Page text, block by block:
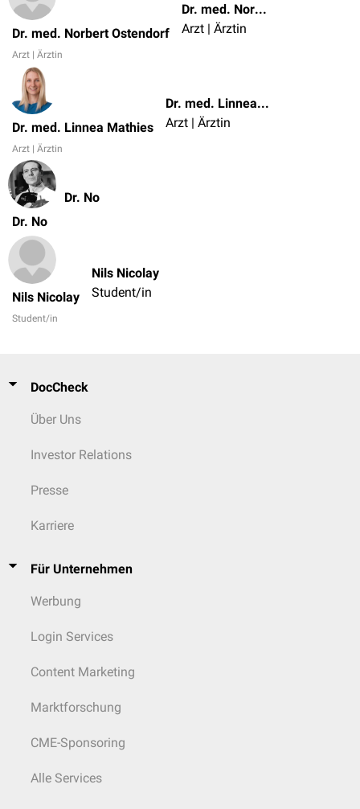
Dr. med. Norbert Ostendorf
Arzt | Ärztin
Dr. med. Norbert Ostendorf
Arzt | Ärztin
Dr. med. Linnea Mathies
Arzt | Ärztin
Dr. med. Linnea Mathies
Arzt | Ärztin
Dr. No
Dr. No
Nils Nicolay
Student/in
Nils Nicolay
Student/in
DocCheck
Über Uns
Investor Relations
Presse
Karriere
Für Unternehmen
Werbung
Login Services
Content Marketing
Marktforschung
CME-Sponsoring
Alle Services